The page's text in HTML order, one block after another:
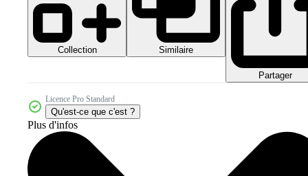
Collection Similaire
Partager
Licence Pro Standard
Qu'est-ce que c'est ?
Plus d'infos